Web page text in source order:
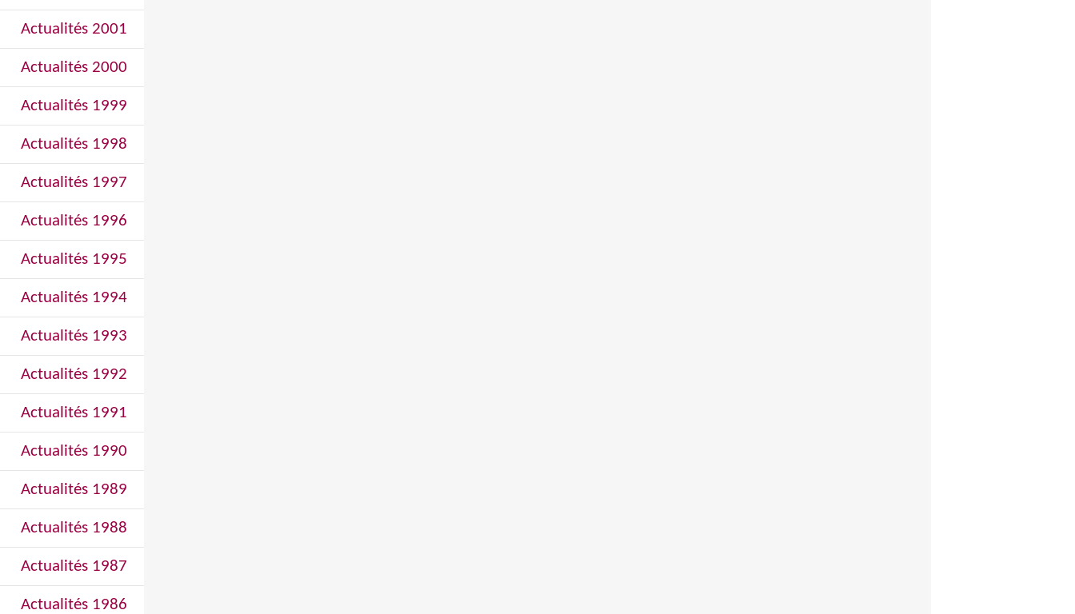
Actualités 2001
Actualités 2000
Actualités 1999
Actualités 1998
Actualités 1997
Actualités 1996
Actualités 1995
Actualités 1994
Actualités 1993
Actualités 1992
Actualités 1991
Actualités 1990
Actualités 1989
Actualités 1988
Actualités 1987
Actualités 1986